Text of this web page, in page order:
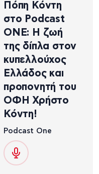
Πόπη Κόντη
στο Podcast
ONE: Η ζωή
της δίπλα στον
κυπελλούχος
Ελλάδος και
προπονητή του
ΟΦΗ Χρήστο
Κόντη!
Podcast One